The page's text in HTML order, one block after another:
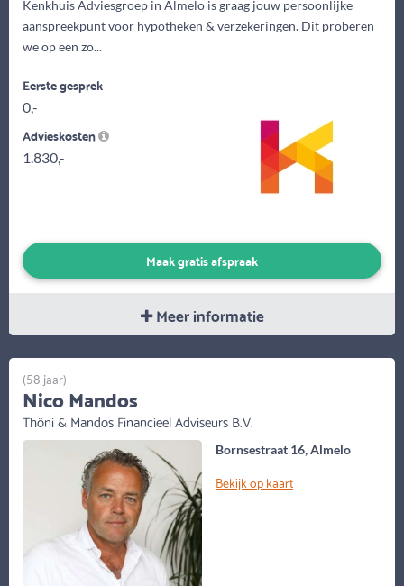
Kenkhuis Adviesgroep in Almelo is graag jouw persoonlijke
aanspreekpunt voor hypotheken & verzekeringen. Dit proberen
we op een zo...
Eerste gesprek
0,-
Advieskosten
1.830,-
Maak gratis afspraak
Meer informatie
Bornsestraat 16, Almelo
Bekijk op kaart
(58 jaar)
Nico Mandos
Thöni & Mandos Financieel Adviseurs B.V.